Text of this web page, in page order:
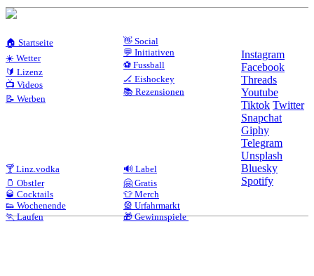
🏠 Startseite
☀️ Wetter
🔰 Lizenz
📺 Videos
📝 Werben
👋 Social
💬 Initiativen
⚽ Fussball
🏒 Eishockey
📚 Rezensionen
🍸 Linz.vodka
🫙 Obstler
🥃 Cocktails
👟 Wochenende
🏃 Laufen
🔊 Label
🤗 Gratis
👕 Merch
🎡 Urfahrmarkt
🎁 Gewinnspiele
Instagram
Facebook
Threads
Youtube
Tiktok Twitter
Snapchat
Giphy
Telegram
Unsplash
Bluesky
Spotify